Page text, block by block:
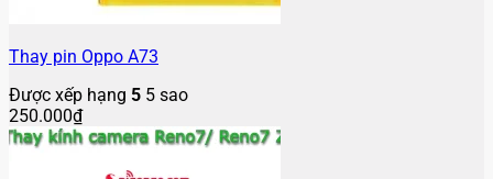
Thay pin Oppo A73
Được xếp hạng 5 5 sao
250.000₫